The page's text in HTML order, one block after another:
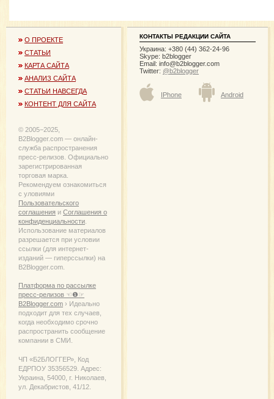
О ПРОЕКТЕ
СТАТЬИ
КАРТА САЙТА
АНАЛИЗ САЙТА
СТАТЬИ НАВСЕГДА
КОНТЕНТ ДЛЯ САЙТА
© 2005−2025,
B2Blogger.com — онлайн-
служба распространения
пресс-релизов. Официально
зарегистрированная
торговая марка.
Рекомендуем ознакомиться
с уловиями
Пользовательского
соглашения и Соглашения о
конфиденциальности
Использование материалов
разрешается при условии
ссылки (для интернет-
изданий — гиперссылки) на
B2Blogger.com.
Платформа по рассылке
пресс-релизов ☜❶☞
B2Blogger.com › Идеально
подходит для тех случаев,
когда необходимо срочно
распространить сообщение
компании в СМИ.
ЧП «Б2БЛОГГЕР», Код
ЕДРПОУ 35356529. Адрес:
Украина, 54000, г. Николаев,
ул. Декабристов, 41/12.
КОНТАКТЫ РЕДАКЦИИ САЙТА
Украина: +380 (44) 362-24-96
Skype: b2blogger
Email: info@b2blogger.com
Twitter: @b2blogger
IPhone Android